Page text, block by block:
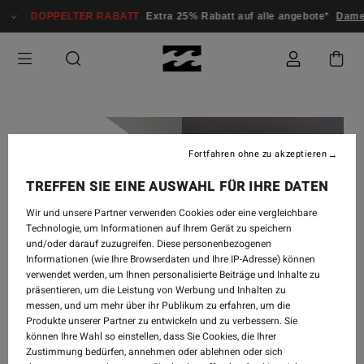
DOPPELTER RABATT Extra 25% Rabatt auf alle angebote* Damen
OCC-CAST- 22.05.2020
TREFFEN SIE EINE AUSWAHL FÜR IHRE DATEN
Wir und unsere Partner verwenden Cookies oder eine vergleichbare
Technologie, um Informationen auf Ihrem Gerät zu speichern
und/oder darauf zuzugreifen. Diese personenbezogenen
Informationen (wie Ihre Browserdaten und Ihre IP-Adresse) können
verwendet werden, um Ihnen personalisierte Beiträge und Inhalte zu
präsentieren, um die Leistung von Werbung und Inhalten zu
messen, und um mehr über ihr Publikum zu erfahren, um die
Produkte unserer Partner zu entwickeln und zu verbessern. Sie
können Ihre Wahl so einstellen, dass Sie Cookies, die Ihrer
Zustimmung bedürfen, annehmen oder ablehnen oder sich
Fortfahren ohne zu akzeptieren